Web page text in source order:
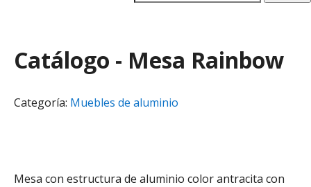
Catálogo - Mesa Rainbow
Categoría: Muebles de aluminio
Mesa con estructura de aluminio color antracita con